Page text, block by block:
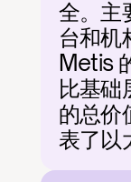
全。主
台和机
Metis
比基础
的总价
表了以